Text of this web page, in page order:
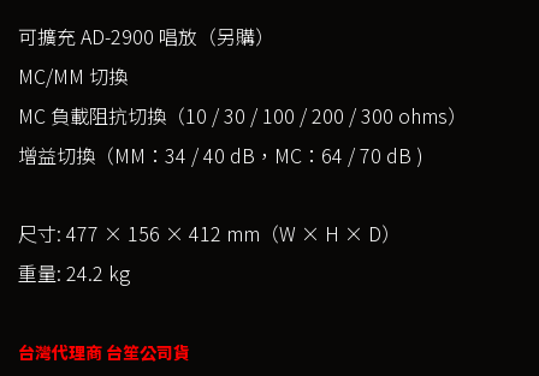
可擴充 AD-2900 唱放（另購）
MC/MM 切換
MC 負載阻抗切換（10 / 30 / 100 / 200 / 300 ohms）
增益切換（MM：34 / 40 dB，MC：64 / 70 dB )
尺寸: 477 × 156 × 412 mm（W × H × D）
重量: 24.2 kg
台灣代理商 台笙公司貨